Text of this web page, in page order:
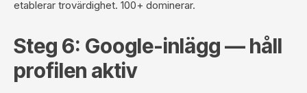
etablerar trovärdighet. 100+ dominerar.
Steg 6: Google-inlägg — håll
profilen aktiv